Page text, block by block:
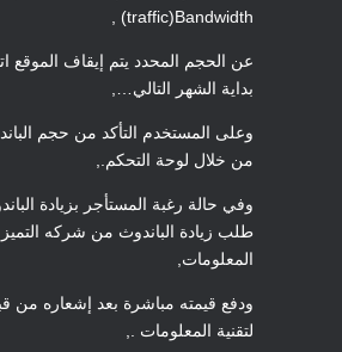
traffic)Bandwidth) ,
عن الحجم المحدد يتم إيقاف الموقع
بداية الشهر التالي…,
وعلى المستخدم التأكد من حجم
من خلال لوحة التحكم.,
وفي حالة رغبة المستأجر بزيادة
طلب زيادة الباندوث من شركه التميز
المعلومات,
ودفع قيمته مباشرة بعد إشعاره من
لتقنية المعلومات .,